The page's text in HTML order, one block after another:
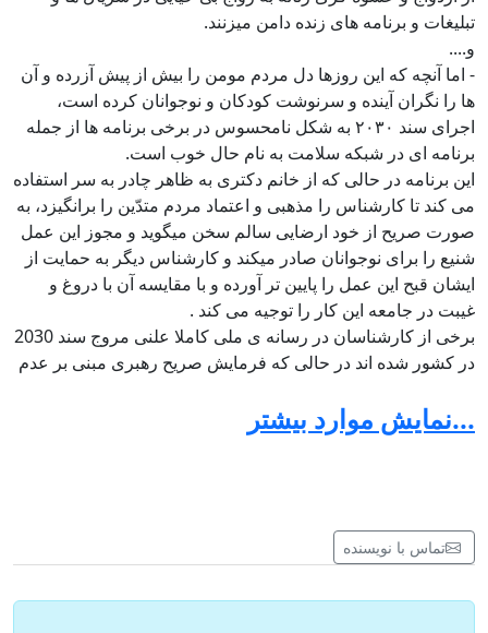
تبلیغات و برنامه های زنده دامن میزنند.
و....
- اما آنچه که این روزها دل مردم مومن را بیش از پیش آزرده و آن
ها را نگران آینده و سرنوشت کودکان و نوجوانان کرده است،
اجرای سند ۲۰۳۰ به شکل نامحسوس در برخی برنامه ها از جمله
برنامه ای در شبکه سلامت به نام حال خوب است.
این برنامه در حالی که از خانم دکتری به ظاهر چادر به سر استفاده
می کند تا کارشناس را مذهبی و اعتماد مردم متدّین را برانگیزد، به
صورت صریح از خود ارضایی سالم سخن میگوید و مجوز این عمل
شنیع را برای نوجوانان صادر میکند و کارشناس دیگر به حمایت از
ایشان قبح این عمل را پایین تر آورده و با مقایسه آن با دروغ و
غیبت در جامعه این کار را توجیه می کند .
برخی از کارشناسان در رسانه ی ملی کاملا علنی مروج سند 2030
در کشور شده اند در حالی که فرمایش صریح رهبری مبنی بر عدم
شخصیت هایی مثل مامان گلی که از مروّجان این سند ننگینند در
رسانه ملی چه می کنند؟ ایجاد رابطه ی عاطفی و اعتماد و علقه
آرایش های زننده و ... مصداق حدود الهی نیست؟
واحد بسیج در رسانه ی ملی چه می کند؟
چه کسی پاسخ گوی ارزش های از دست رفته در بزرگ ترین
...نمایش موارد بیشتر
تماس با نویسنده